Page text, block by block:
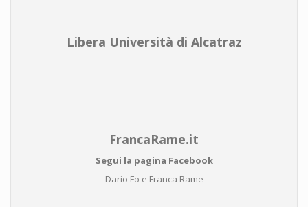
Libera Università di Alcatraz
FrancaRame.it
Segui la pagina Facebook
Dario Fo e Franca Rame